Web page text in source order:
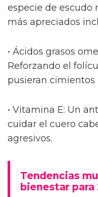
especie de escudo
más apreciados
• Ácidos grasos
Reforzando el
pusieran cimientos
• Vitamina E: Un
cuidar el cuero
agresivos.
Tendencias
bienestar para